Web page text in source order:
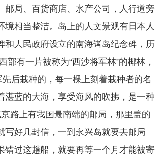
局、百货商店、水产公司，人行道旁
相当整洁。岛上的人文景观有日本人
和人民政府设立的南海诸岛纪念碑，历
有一片被称为“西沙将军林”的椰林，
后栽种的，每一棵上刻着栽种者的名
蓝的大海，享受海风的吹拂，是一种
路上有我国最南端的邮局，那里盖的
写好几封信，一到永兴岛就要去邮局
错过这趟船，就要再等一个月才能被寄